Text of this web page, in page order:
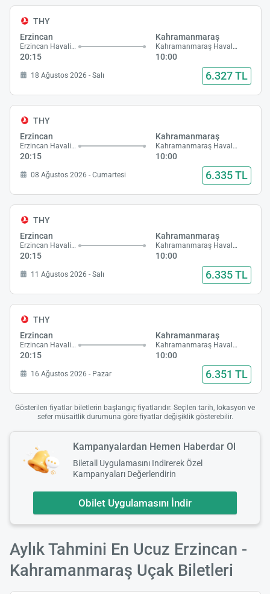
THY
Erzincan
Erzincan Havalimanı
20:15
Kahramanmaraş
Kahramanmaraş Havalimanı
10:00
18 Ağustos 2026 - Salı 6.327 TL
THY
Erzincan
Erzincan Havalimanı
20:15
Kahramanmaraş
Kahramanmaraş Havalimanı
10:00
08 Ağustos 2026 - Cumartesi 6.335 TL
THY
Erzincan
Erzincan Havalimanı
20:15
Kahramanmaraş
Kahramanmaraş Havalimanı
10:00
11 Ağustos 2026 - Salı 6.335 TL
THY
Erzincan
Erzincan Havalimanı
20:15
Kahramanmaraş
Kahramanmaraş Havalimanı
10:00
16 Ağustos 2026 - Pazar 6.351 TL
Gösterilen fiyatlar biletlerin başlangıç fiyatlarıdır. Seçilen tarih, lokasyon ve
sefer müsaitlik durumuna göre fiyatlar değişiklik gösterebilir.
Kampanyalardan Hemen Haberdar Ol
Biletall Uygulamasını Indirerek Özel
Kampanyaları Değerlendirin
Obilet Uygulamasını İndir
Aylık Tahmini En Ucuz Erzincan -
Kahramanmaraş Uçak Biletleri